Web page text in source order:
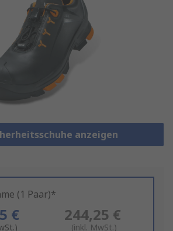
anzeigen
(1 Paar)*
€ 244,25 €
(inkl. MwSt.)